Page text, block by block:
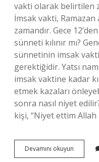
vakti olarak belirtilen
İmsak vakti, Ramazan
zamandır. Gece
sünneti kılınır mı?
sünnetinin imsak
gerektiğidir. Yatsı
imsak vaktine kadar
etmek kazaları
sonra nasıl niyet
kişi, “Niyet ettim Allah
Devamını okuyun
Vakti